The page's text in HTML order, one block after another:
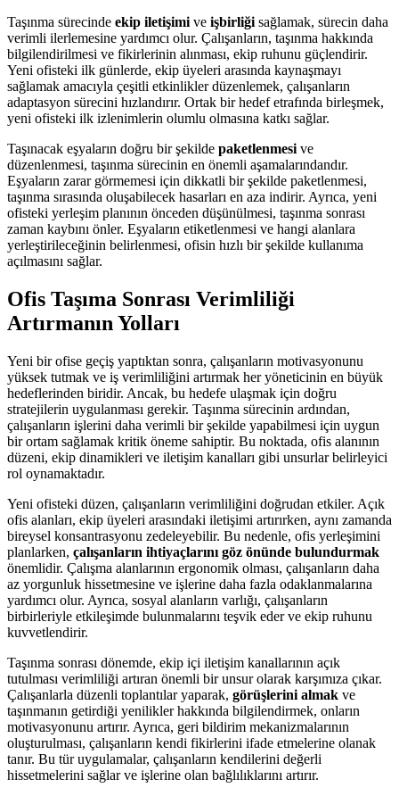
Taşınma sürecinde ekip iletişimi ve işbirliği sağlamak, sürecin daha
verimli ilerlemesine yardımcı olur. Çalışanların, taşınma hakkında
bilgilendirilmesi ve fikirlerinin alınması, ekip ruhunu güçlendirir.
Yeni ofisteki ilk günlerde, ekip üyeleri arasında kaynaşmayı
sağlamak amacıyla çeşitli etkinlikler düzenlemek, çalışanların
adaptasyon sürecini hızlandırır. Ortak bir hedef etrafında birleşmek,
yeni ofisteki ilk izlenimlerin olumlu olmasına katkı sağlar.
Taşınacak eşyaların doğru bir şekilde paketlenmesi ve
düzenlenmesi, taşınma sürecinin en önemli aşamalarındandır.
Eşyaların zarar görmemesi için dikkatli bir şekilde paketlenmesi,
taşınma sırasında oluşabilecek hasarları en aza indirir. Ayrıca, yeni
ofisteki yerleşim planının önceden düşünülmesi, taşınma sonrası
zaman kaybını önler. Eşyaların etiketlenmesi ve hangi alanlara
yerleştirileceğinin belirlenmesi, ofisin hızlı bir şekilde kullanıma
açılmasını sağlar.
Ofis Taşıma Sonrası Verimliliği
Artırmanın Yolları
Yeni bir ofise geçiş yaptıktan sonra, çalışanların motivasyonunu
yüksek tutmak ve iş verimliliğini artırmak her yöneticinin en büyük
hedeflerinden biridir. Ancak, bu hedefe ulaşmak için doğru
stratejilerin uygulanması gerekir. Taşınma sürecinin ardından,
çalışanların işlerini daha verimli bir şekilde yapabilmesi için uygun
bir ortam sağlamak kritik öneme sahiptir. Bu noktada, ofis alanının
düzeni, ekip dinamikleri ve iletişim kanalları gibi unsurlar belirleyici
rol oynamaktadır.
Yeni ofisteki düzen, çalışanların verimliliğini doğrudan etkiler. Açık
ofis alanları, ekip üyeleri arasındaki iletişimi artırırken, aynı zamanda
bireysel konsantrasyonu zedeleyebilir. Bu nedenle, ofis yerleşimini
planlarken, çalışanların ihtiyaçlarını göz önünde bulundurmak
önemlidir. Çalışma alanlarının ergonomik olması, çalışanların daha
az yorgunluk hissetmesine ve işlerine daha fazla odaklanmalarına
yardımcı olur. Ayrıca, sosyal alanların varlığı, çalışanların
birbirleriyle etkileşimde bulunmalarını teşvik eder ve ekip ruhunu
kuvvetlendirir.
Taşınma sonrası dönemde, ekip içi iletişim kanallarının açık
tutulması verimliliği artıran önemli bir unsur olarak karşımıza çıkar.
Çalışanlarla düzenli toplantılar yaparak, görüşlerini almak ve
taşınmanın getirdiği yenilikler hakkında bilgilendirmek, onların
motivasyonunu artırır. Ayrıca, geri bildirim mekanizmalarının
oluşturulması, çalışanların kendi fikirlerini ifade etmelerine olanak
tanır. Bu tür uygulamalar, çalışanların kendilerini değerli
hissetmelerini sağlar ve işlerine olan bağlılıklarını artırır.